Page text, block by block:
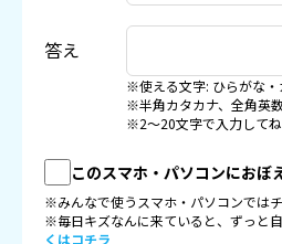
答え
※使える文字: ひらがな
※半角カタカナ、全角英
※2〜20文字で入力してね
このスマホ・パソコンにおぼ
※みんなで使うスマホ・パソコンでは
※毎日キズなんに来ていると、ずっと自
くはコチラ